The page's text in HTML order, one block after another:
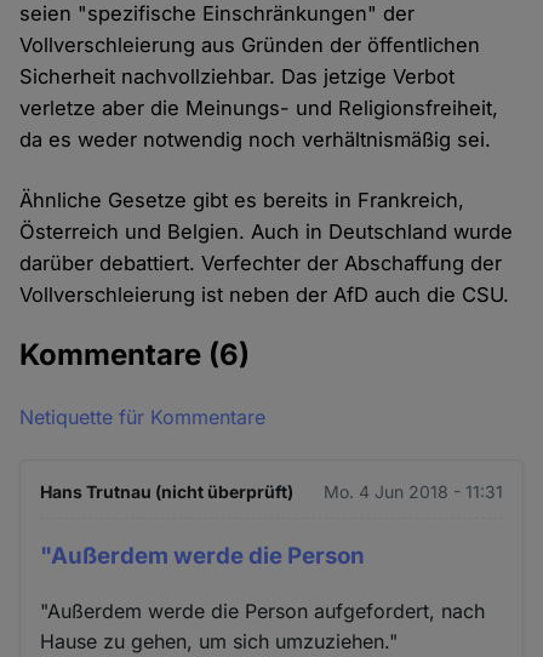
seien "spezifische Einschränkungen" der
Vollverschleierung aus Gründen der öffentlichen
Sicherheit nachvollziehbar. Das jetzige Verbot
verletze aber die Meinungs- und Religionsfreiheit,
da es weder notwendig noch verhältnismäßig sei.
Ähnliche Gesetze gibt es bereits in Frankreich,
Österreich und Belgien. Auch in Deutschland wurde
darüber debattiert. Verfechter der Abschaffung der
Vollverschleierung ist neben der AfD auch die CSU.
Kommentare (6)
Netiquette für Kommentare
Hans Trutnau (nicht überprüft) Mo. 4 Jun 2018 - 11:31
"Außerdem werde die Person
"Außerdem werde die Person aufgefordert, nach
Hause zu gehen, um sich umzuziehen."